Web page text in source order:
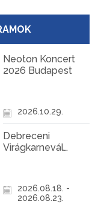
Neoton Koncert
2026 Budapest
2026.10.29.
Debreceni
Virágkarnevál
2026.08.18. -
2026.08.23.